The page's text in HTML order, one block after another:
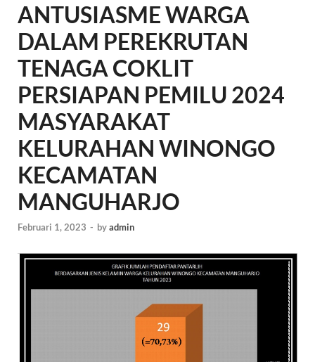
ANTUSIASME WARGA
DALAM PEREKRUTAN
TENAGA COKLIT
PERSIAPAN PEMILU 2024
MASYARAKAT
KELURAHAN WINONGO
KECAMATAN
MANGUHARJO
Februari 1, 2023 - byadmin